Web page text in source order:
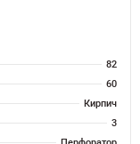
82
60
Кирпич
3